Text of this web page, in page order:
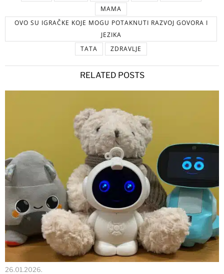
MAMA
OVO SU IGRAČKE KOJE MOGU POTAKNUTI RAZVOJ GOVORA I
JEZIKA
TATA
ZDRAVLJE
RELATED POSTS
26.01.2026.